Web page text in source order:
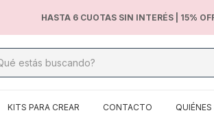
HASTA 6 CUOTAS SIN INTERÉS | 15%
KITS PARA CREAR CONTACTO